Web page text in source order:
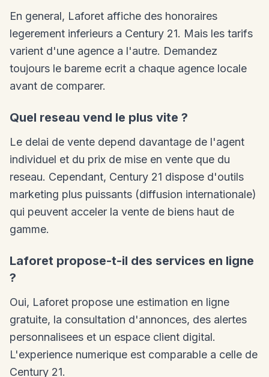
En general, Laforet affiche des honoraires
legerement inferieurs a Century 21. Mais les tarifs
varient d'une agence a l'autre. Demandez
toujours le bareme ecrit a chaque agence locale
avant de comparer.
Quel reseau vend le plus vite ?
Le delai de vente depend davantage de l'agent
individuel et du prix de mise en vente que du
reseau. Cependant, Century 21 dispose d'outils
marketing plus puissants (diffusion internationale)
qui peuvent acceler la vente de biens haut de
gamme.
Laforet propose-t-il des services en ligne
?
Oui, Laforet propose une estimation en ligne
gratuite, la consultation d'annonces, des alertes
personnalisees et un espace client digital.
L'experience numerique est comparable a celle de
Century 21.